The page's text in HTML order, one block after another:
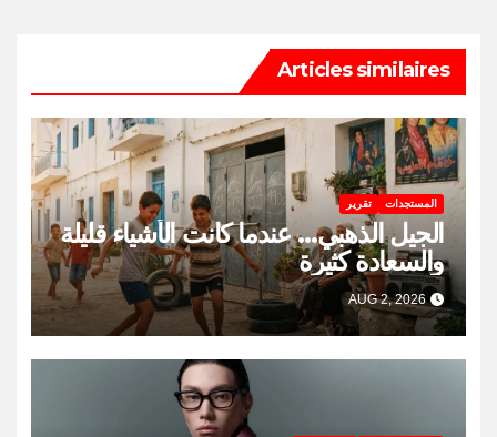
Articles similaires
المستجدات تقرير
الجيل الذهبي… عندما كانت الأشياء قليلة
والسعادة كثيرة
AUG 2, 2026